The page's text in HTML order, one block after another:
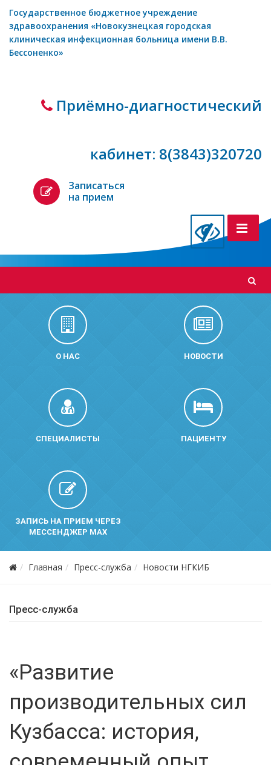
Государственное бюджетное учреждение
здравоохранения «Новокузнецкая городская
клиническая инфекционная больница имени В.В.
Бессоненко»
Приёмно-диагностический
кабинет: 8(3843)320720
Записаться
на прием
О НАС НОВОСТИ
СПЕЦИАЛИСТЫ ПАЦИЕНТУ
ЗАПИСЬ НА ПРИЕМ ЧЕРЕЗ
МЕССЕНДЖЕР MAX
Главная Пресс-служба Новости НГКИБ
Пресс-служба
«Развитие
производительных сил
Кузбасса: история,